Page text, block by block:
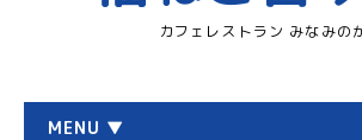
カフェレストラン みなみの
MENU ▼